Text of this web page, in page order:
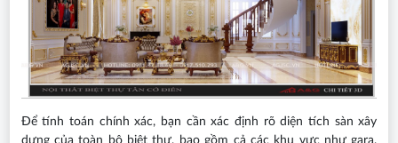
Để tính toán chính xác, bạn cần xác định rõ diện tích sàn xây
dựng của toàn bộ biệt thự, bao gồm cả các khu vực như gara,